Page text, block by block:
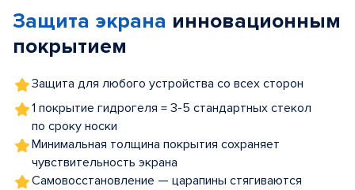
5
Защита экрана инновационным
покрытием
Защита для любого устройства со всех сторон
1 покрытие гидрогеля = 3-5 стандартных стекол
по сроку носки
Минимальная толщина покрытия сохраняет
чувствительность экрана
Самовосстановление — царапины стягиваются